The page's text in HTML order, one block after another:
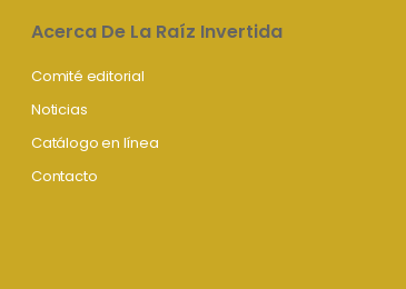
Acerca De La Raíz Invertida
Comité editorial
Noticias
Catálogo en línea
Contacto